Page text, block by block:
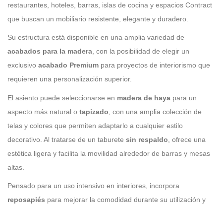
restaurantes, hoteles, barras, islas de cocina y espacios Contract
que buscan un mobiliario resistente, elegante y duradero.
Su estructura está disponible en una amplia variedad de
acabados para la madera , con la posibilidad de elegir un
exclusivo acabado Premium para proyectos de interiorismo que
requieren una personalización superior.
El asiento puede seleccionarse en madera de haya para un
aspecto más natural o tapizado , con una amplia colección de
telas y colores que permiten adaptarlo a cualquier estilo
decorativo. Al tratarse de un taburete sin respaldo , ofrece una
estética ligera y facilita la movilidad alrededor de barras y mesas
altas.
Pensado para un uso intensivo en interiores, incorpora
reposapiés para mejorar la comodidad durante su utilización y